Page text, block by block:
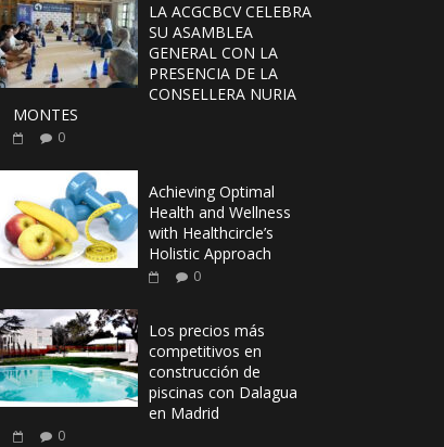
LA ACGCBCV CELEBRA
SU ASAMBLEA
GENERAL CON LA
PRESENCIA DE LA
CONSELLERA NURIA
MONTES
0
Achieving Optimal
Health and Wellness
with Healthcircle’s
Holistic Approach
0
Los precios más
competitivos en
construcción de
piscinas con Dalagua
en Madrid
0